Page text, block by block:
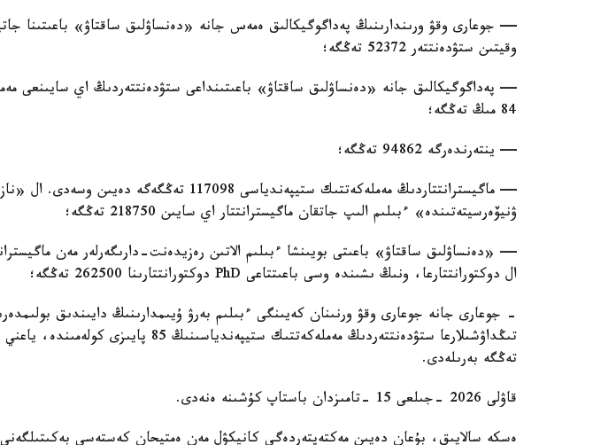
— جوعارى وقۋ ورىندارىنىڭ پەداگوگيكالىق ەمەس جانە «دەنساۋلىق ساقتاۋ» باعىتىنا
وقيتىن ستۋدەنتتەر 52372 تەڭگە؛
— پەداگوگيكالىق جانە «دەنساۋلىق ساقتاۋ» باعىتىنداعى ستۋدەنتتەردىڭ اي سايىنعى
84 مىڭ تەڭگە؛
— ينتەرندەرگە 94862 تەڭگە؛
— ماگيسترانتتاردىڭ مەملەكەتتىك ستيپەندياسى 117098 تەڭگەگە دەيىن
ۋنيۆەرسيتەتىندە» ءبىلىم الىپ جاتقان ماگيسترانتتار اي سايىن 218750 تەڭگە؛
ال دوكتورانتتارعا، ونىڭ ىشىندە وسى باعىتتاعى PhD دوكتورانتتارىنا 262500 تەڭگە؛
- جوعارى جانە جوعارى وقۋ ورنىنان كەيىنگى ءبىلىم بەرۋ ۇيىمدارىنىڭ دايىندىق
تەڭگە بەرىلەدى.
قاۋلى 2026 -جىلعى 15 -تامىزدان باستاپ كۇشىنە ەنەدى.
ەسكە سالايىق، بۇعان دەيىن مەكتەپتەردەگى كانيكۋل مەن ەمتيحان كەستەسى